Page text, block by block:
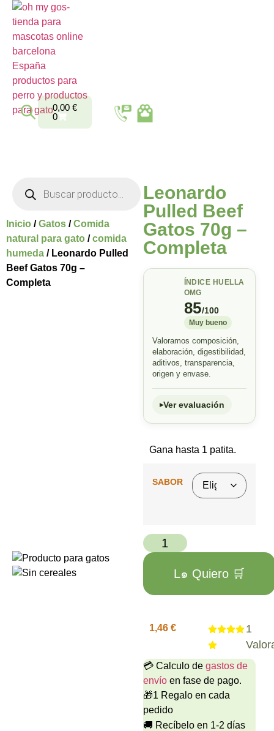
0,00 €
0
Inicio /Gatos /Comida
natural para gato /comida
humeda / Leonardo Pulled
Beef Gatos 70g –
Completa
Leonardo
Pulled Beef
Gatos 70g –
Completa
ÍNDICE HUELLA
OMG
85/100
Muy bueno
Valoramos composición,
elaboración, digestibilidad,
aditivos, transparencia,
origen y envase.
Ver evaluación
Gana hasta 1 patita.
SABOR
L๑ Quiero 🛒
1,46 €
1
💳 Calculo de gastos de
envíoen fase de pago.
🎁1 Regalo en cada
pedido
🚚 Recíbelo en 1-2 días